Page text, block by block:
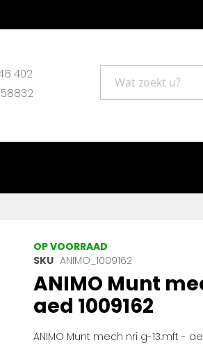
402
OP VOORRAAD
SKU ANIMO_1009162
ANIMO Munt
aed 1009162
ANIMO Munt mech nri g-13.mft -